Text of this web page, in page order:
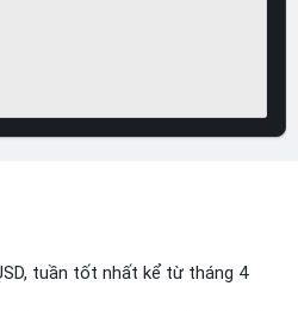
tuần tốt nhất kể từ tháng 4